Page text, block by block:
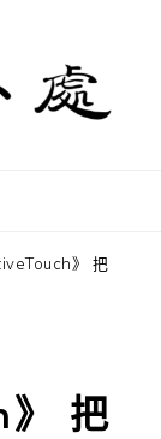
》 把
把